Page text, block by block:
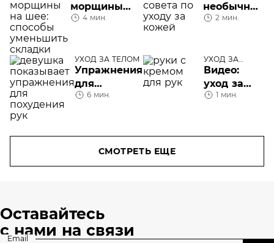
морщины
на шее
4 мин.
необычных
совета по
2 мин.
УХОД ЗА ТЕЛОМ
Упражнения
для
похудения
советы,
программы
тренировок
6 мин.
УХОД ЗА
ТЕЛОМ
Видео:
уход за
кожей рук
1 мин.
СМОТРЕТЬ ЕЩЕ
Оставайтесь
с нами на связи
Email